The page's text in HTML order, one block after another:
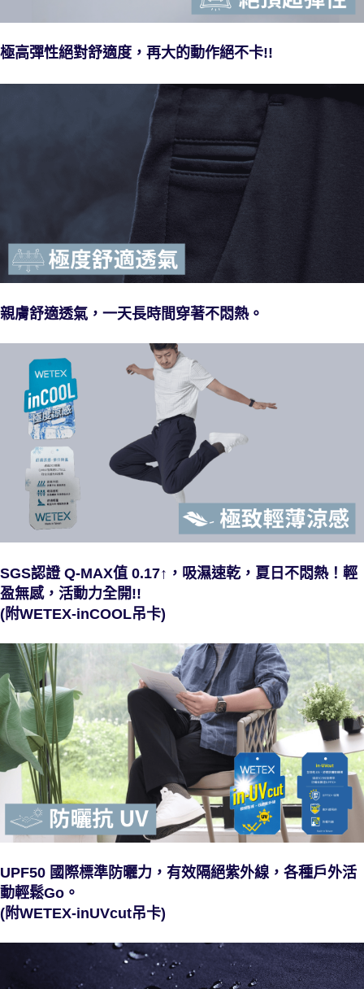
極高彈性絕對舒適度，再大的動作絕不卡!!
親膚舒適透氣，一天長時間穿著不悶熱。
SGS認證 Q-MAX值 0.17↑，吸濕速乾，夏日不悶熱！輕
盈無感，活動力全開!!
(附WETEX-inCOOL吊卡)
UPF50 國際標準防曬力，有效隔絕紫外線，各種戶外活
動輕鬆Go。
(附WETEX-inUVcut吊卡)